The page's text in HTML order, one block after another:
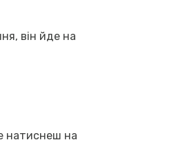
він йде на
натиснеш на